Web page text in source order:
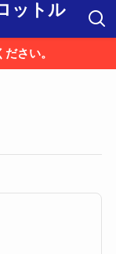
ットル
さい。